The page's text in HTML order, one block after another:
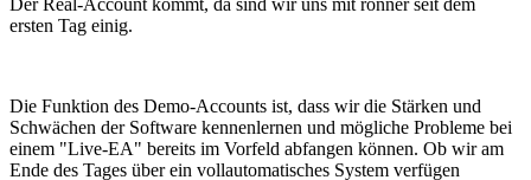
ersten Tag einig.
Die Funktion des Demo-Accounts ist, dass wir die Stärken und
Schwächen der Software kennenlernen und mögliche Probleme bei
einem "Live-EA" bereits im Vorfeld abfangen können. Ob wir am
Ende des Tages über ein vollautomatisches System verfügen